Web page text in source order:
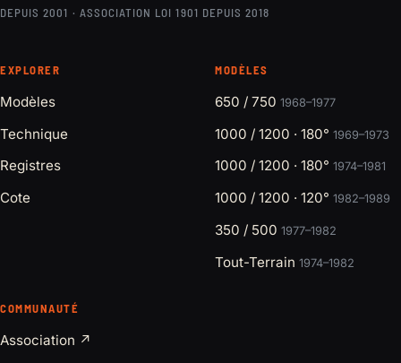
DEPUIS 2001 · ASSOCIATION LOI 1901 DEPUIS 2018
EXPLORER
Modèles
Technique
Registres
Cote
MODÈLES
650 / 750 1968–1977
1000 / 1200 · 180° 1969–1973
1000 / 1200 · 180° 1974–1981
1000 / 1200 · 120° 1982–1989
350 / 500 1977–1982
Tout-Terrain 1974–1982
COMMUNAUTÉ
Association ↗